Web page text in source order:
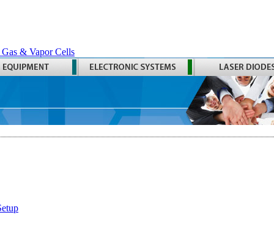
Gas & Vapor Cells